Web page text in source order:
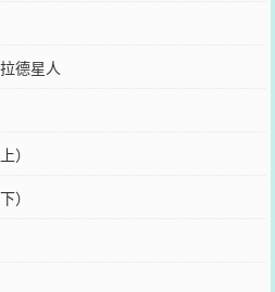
德星人
）
）